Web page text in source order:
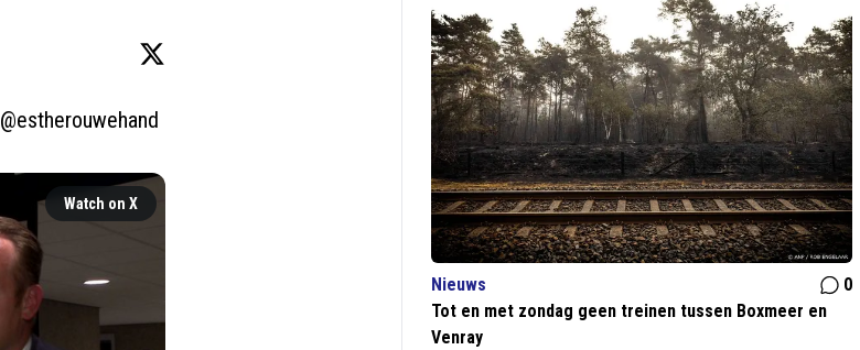
@estherouwehand
Watch on X
Nieuws
0
Tot en met zondag geen treinen tussen Boxmeer en
Venray